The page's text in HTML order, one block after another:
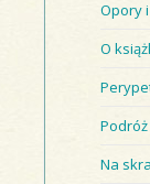
Opory
O
Na